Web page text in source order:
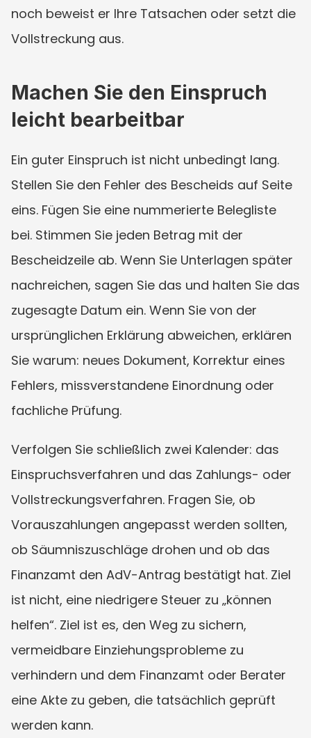
noch beweist er Ihre Tatsachen oder setzt die
Vollstreckung aus.
Machen Sie den Einspruch
leicht bearbeitbar
Ein guter Einspruch ist nicht unbedingt lang.
Stellen Sie den Fehler des Bescheids auf Seite
eins. Fügen Sie eine nummerierte Belegliste
bei. Stimmen Sie jeden Betrag mit der
Bescheidzeile ab. Wenn Sie Unterlagen später
nachreichen, sagen Sie das und halten Sie das
zugesagte Datum ein. Wenn Sie von der
ursprünglichen Erklärung abweichen, erklären
Sie warum: neues Dokument, Korrektur eines
Fehlers, missverstandene Einordnung oder
fachliche Prüfung.
Verfolgen Sie schließlich zwei Kalender: das
Einspruchsverfahren und das Zahlungs- oder
Vollstreckungsverfahren. Fragen Sie, ob
Vorauszahlungen angepasst werden sollten,
ob Säumniszuschläge drohen und ob das
Finanzamt den AdV-Antrag bestätigt hat. Ziel
ist nicht, eine niedrigere Steuer zu „können
helfen“. Ziel ist es, den Weg zu sichern,
vermeidbare Einziehungsprobleme zu
verhindern und dem Finanzamt oder Berater
eine Akte zu geben, die tatsächlich geprüft
werden kann.